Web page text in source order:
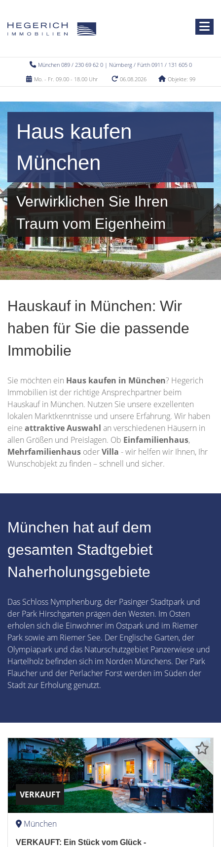
München 089 / 230 69 62 0 | Nürnberg / Fürth 0911 / 131 605 0
Mo. - Fr. 09.00 - 18.00 Uhr
06.08.2026 Objekte: 99
Haus kaufen
München
Verwirklichen Sie Ihren
Traum vom Eigenheim
Hauskauf in München: Wir
haben für Sie die passende
Immobilie
Sie möchten ein Haus kaufen in München? Hegerich
Immobilien ist der richtige Ansprechpartner beim
Hauskauf in München. Nutzen Sie unsere exzellenten
lokalen Marktkenntnisse und unsere Erfahrung. Wir haben
eine attraktive Auswahl an verschiedenen Häusern in
allen Größen und Preislagen. Ob Einfamilienhaus,
Mehrfamilienhaus oderVilla - wir helfen wir Ihnen, Ihr
Wunschobjekt zu finden – schnell und sicher.
München hat auf dem
gesamten Stadtgebiet
Naherholungsgebiete
Das Schloss Nymphenburg, der Pasinger Stadtpark und
der Park Hirschgarten prägen den Westen. Im Osten
erholen sich die Einwohner im Ostpark und im Riemer
Park sowie am Riemer See. Der Englische Garten, der
Olympiapark und das Naturschutzgebiet Panzerwiese und
Hartelholz befinden sich im Norden Münchens. Der Park
Flaucher und der Perlacher Forst werden im Süden der
Stadt zur Erholung genutzt.
VERKAUFT
München
VERKAUFT: Ein Stück vom Glück -